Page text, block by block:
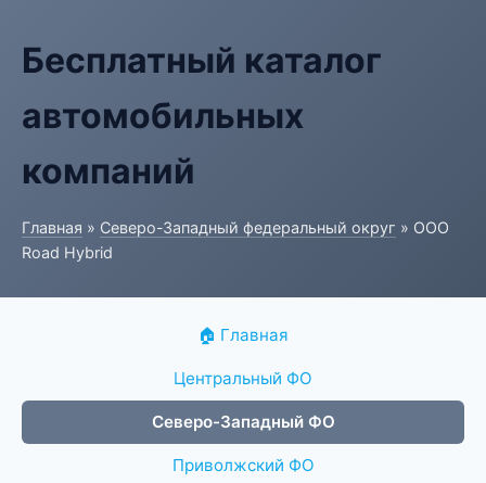
Бесплатный каталог
автомобильных
компаний
Главная » Северо-Западный федеральный округ » ООО
Road Hybrid
🏠 Главная
Центральный ФО
Северо-Западный ФО
Приволжский ФО